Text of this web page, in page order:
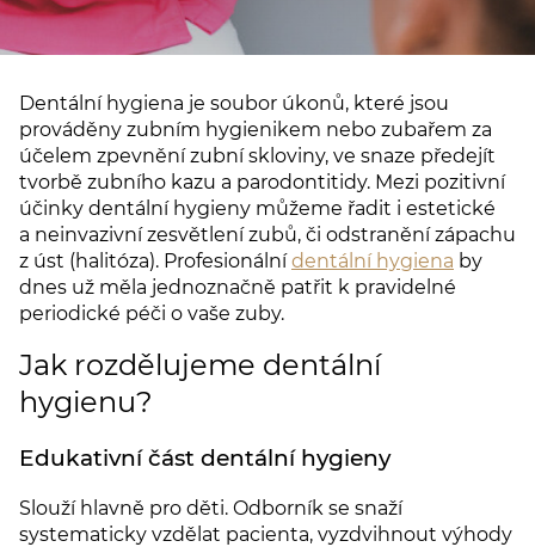
Dentální hygiena je soubor úkonů, které jsou
prováděny zubním hygienikem nebo zubařem za
účelem zpevnění zubní skloviny, ve snaze předejít
tvorbě zubního kazu a parodontitidy. Mezi pozitivní
účinky dentální hygieny můžeme řadit i estetické
a neinvazivní zesvětlení zubů, či odstranění zápachu
z úst (halitóza). Profesionálnídentální hygiena by
dnes už měla jednoznačně patřit k pravidelné
periodické péči o vaše zuby.
Jak rozdělujeme dentální
hygienu?
Edukativní část dentální hygieny
Slouží hlavně pro děti. Odborník se snaží
systematicky vzdělat pacienta, vyzdvihnout výhody